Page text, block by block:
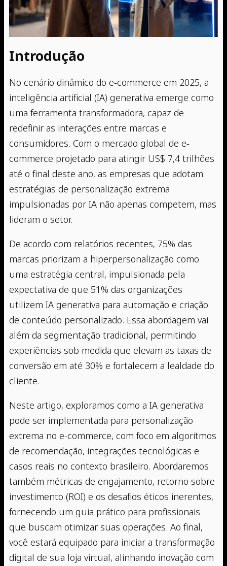
Introdução
No cenário dinâmico do e-commerce em 2025, a
inteligência artificial (IA) generativa emerge como
uma ferramenta transformadora, capaz de
redefinir as interações entre marcas e
consumidores. Com o mercado global de e-
commerce projetado para atingir US$ 7,4 trilhões
até o final deste ano, as empresas que adotam
estratégias de personalização extrema
impulsionadas por IA não apenas competem, mas
lideram o setor.
De acordo com relatórios recentes, 75% das
marcas priorizam a hiperpersonalização como
uma estratégia central, impulsionada pela
expectativa de que 51% das organizações
utilizem IA generativa para automação e criação
de conteúdo personalizado. Essa abordagem vai
além da segmentação tradicional, permitindo
experiências sob medida que elevam as taxas de
conversão em até 30% e fortalecem a lealdade do
cliente.
Neste artigo, exploramos como a IA generativa
pode ser implementada para personalização
extrema no e-commerce, com foco em algoritmos
de recomendação, integrações tecnológicas e
casos reais no contexto brasileiro. Abordaremos
também métricas de engajamento, retorno sobre
investimento (ROI) e os desafios éticos inerentes,
fornecendo um guia prático para profissionais
que buscam otimizar suas operações. Ao final,
você estará equipado para iniciar a transformação
digital de sua loja virtual, alinhando inovação com